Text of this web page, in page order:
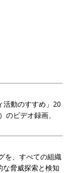
活動のすすめ」20
のビデオ録画、
を、すべての組織
脅威探索と検知